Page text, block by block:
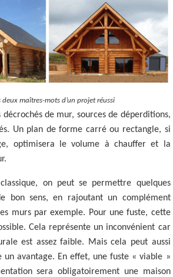
maîtres-mots d’un projet réussi
décrochés de mur, sources de déperditions,
Un plan de forme carré ou rectangle, si
optimisera le volume à chauffer et la
on peut se permettre quelques
bon sens, en rajoutant un complément
murs par exemple. Pour une fuste, cette
Cela représente un inconvénient car
est assez faible. Mais cela peut aussi
avantage. En effet, une fuste « viable »
sera obligatoirement une maison